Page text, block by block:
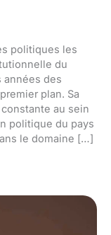
politiques les
du
années des
plan. Sa
au sein
politique du pays
le domaine […]